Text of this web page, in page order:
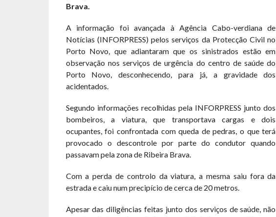
Brava.
A informação foi avançada à Agência Cabo-verdiana de
Notícias (INFORPRESS) pelos serviços da Protecção Civil no
Porto Novo, que adiantaram que os sinistrados estão em
observação nos serviços de urgência do centro de saúde do
Porto Novo, desconhecendo, para já, a gravidade dos
acidentados.
Segundo informações recolhidas pela INFORPRESS junto dos
bombeiros, a viatura, que transportava cargas e dois
ocupantes, foi confrontada com queda de pedras, o que terá
provocado o descontrole por parte do condutor quando
passavam pela zona de Ribeira Brava.
Com a perda de controlo da viatura, a mesma saiu fora da
estrada e caiu num precipício de cerca de 20 metros.
Apesar das diligências feitas junto dos serviços de saúde, não